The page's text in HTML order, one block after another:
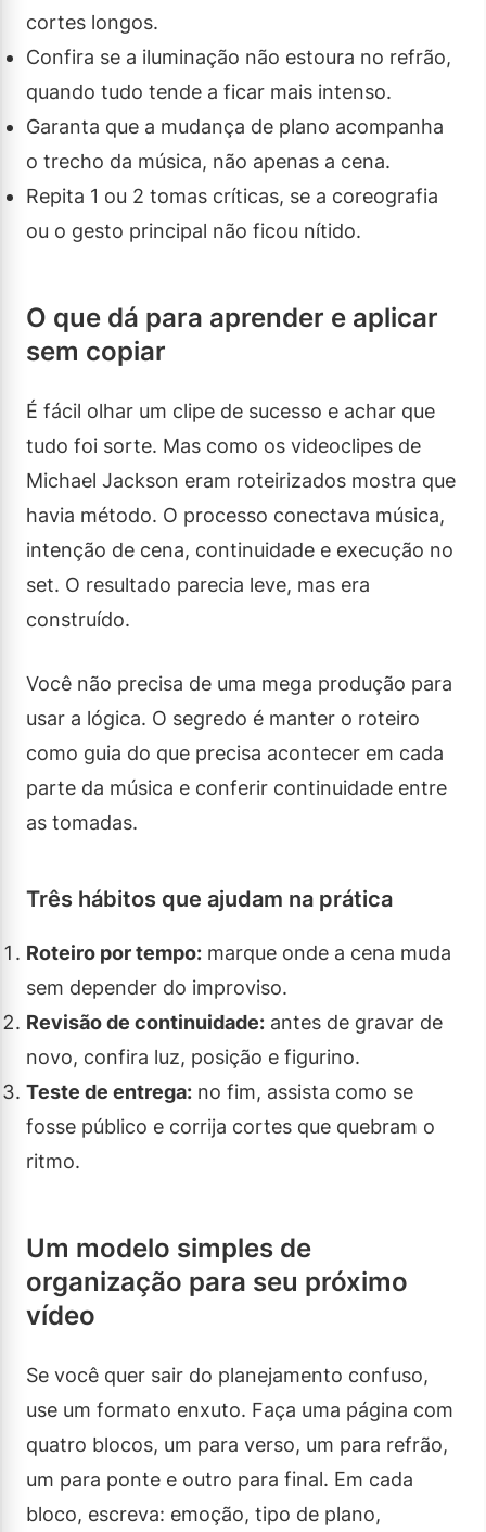
cortes longos.
Confira se a iluminação não estoura no refrão,
quando tudo tende a ficar mais intenso.
Garanta que a mudança de plano acompanha
o trecho da música, não apenas a cena.
Repita 1 ou 2 tomas críticas, se a coreografia
ou o gesto principal não ficou nítido.
O que dá para aprender e aplicar
sem copiar
É fácil olhar um clipe de sucesso e achar que
tudo foi sorte. Mas como os videoclipes de
Michael Jackson eram roteirizados mostra que
havia método. O processo conectava música,
intenção de cena, continuidade e execução no
set. O resultado parecia leve, mas era
construído.
Você não precisa de uma mega produção para
usar a lógica. O segredo é manter o roteiro
como guia do que precisa acontecer em cada
parte da música e conferir continuidade entre
as tomadas.
Três hábitos que ajudam na prática
Roteiro por tempo: marque onde a cena muda
sem depender do improviso.
Revisão de continuidade: antes de gravar de
novo, confira luz, posição e figurino.
Teste de entrega: no fim, assista como se
fosse público e corrija cortes que quebram o
ritmo.
Um modelo simples de
organização para seu próximo
vídeo
Se você quer sair do planejamento confuso,
use um formato enxuto. Faça uma página com
quatro blocos, um para verso, um para refrão,
um para ponte e outro para final. Em cada
bloco, escreva: emoção, tipo de plano,